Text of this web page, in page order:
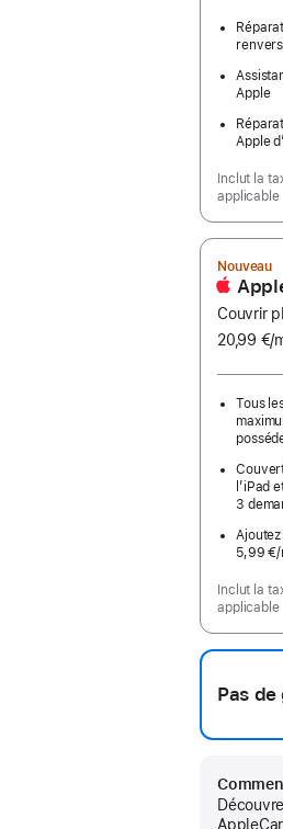
Apple
Apple
Inclut la
applicable
Nouveau
Couvrir
20,99 €/
Tous
l’iPad
3
5,99 €/
Inclut la
applicable
Pas